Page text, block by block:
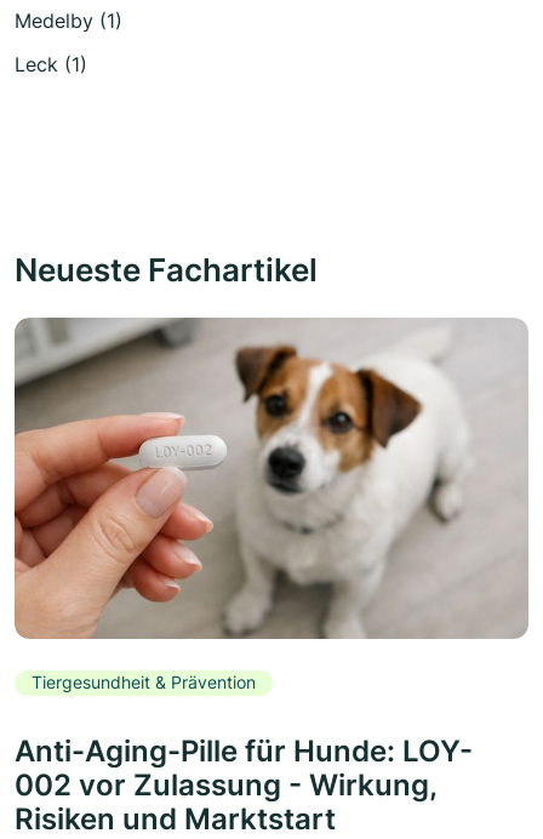
Medelby (1)
Leck (1)
Neueste Fachartikel
Tiergesundheit & Prävention
Anti-Aging-Pille für Hunde: LOY-
002 vor Zulassung - Wirkung,
Risiken und Marktstart